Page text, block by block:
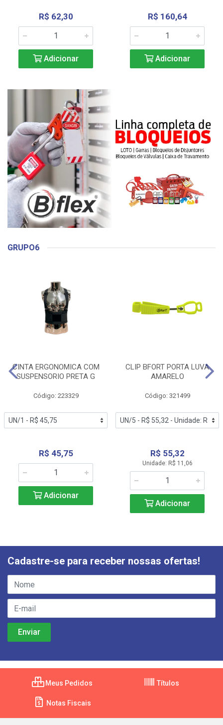
R$ 62,30
Adicionar
R$ 160,64
Adicionar
GRUPO6
CINTA ERGONOMICA COM
SUSPENSORIO PRETA G
Código: 223329
R$ 45,75
Adicionar
CLIP BFORT PORTA LUVA
AMARELO
Código: 321499
R$ 55,32
Unidade: R$ 11,06
Adicionar
Cadastre-se para receber nossas ofertas!
Meus Pedidos Títulos
Notas Fiscais